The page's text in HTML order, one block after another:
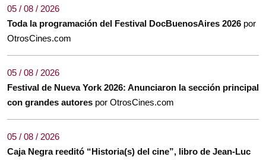
05 / 08 / 2026
Toda la programación del Festival DocBuenosAires 2026 por
OtrosCines.com
05 / 08 / 2026
Festival de Nueva York 2026: Anunciaron la sección principal
con grandes autores por OtrosCines.com
05 / 08 / 2026
Caja Negra reeditó “Historia(s) del cine”, libro de Jean-Luc